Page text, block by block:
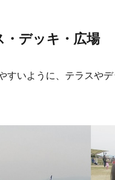
・デッキ・広場
すいように、テラスやデ